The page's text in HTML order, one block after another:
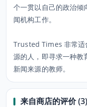
个一贯以自己的政治倾
闻机构工作。
Trusted Times 非常适
源的人，即寻求一种教
新闻来源的教师。
来自商店的评价 (3)